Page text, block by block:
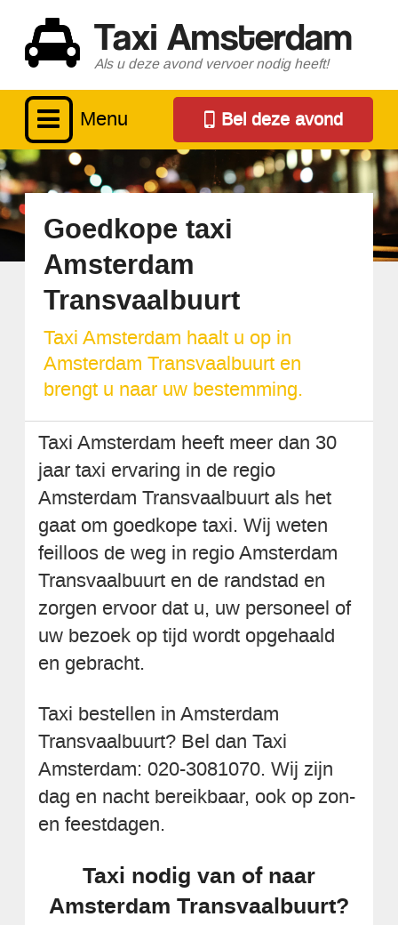
Taxi Amsterdam
Als u deze avond vervoer nodig heeft!
Menu Bel deze avond
Goedkope taxi
Amsterdam
Transvaalbuurt
Taxi Amsterdam haalt u op in
Amsterdam Transvaalbuurt en
brengt u naar uw bestemming.
Taxi Amsterdam heeft meer dan 30
jaar taxi ervaring in de regio
Amsterdam Transvaalbuurt als het
gaat om goedkope taxi. Wij weten
feilloos de weg in regio Amsterdam
Transvaalbuurt en de randstad en
zorgen ervoor dat u, uw personeel of
uw bezoek op tijd wordt opgehaald
en gebracht.
Taxi bestellen in Amsterdam
Transvaalbuurt? Bel dan Taxi
Amsterdam: 020-3081070. Wij zijn
dag en nacht bereikbaar, ook op zon-
en feestdagen.
Taxi nodig van of naar
Amsterdam Transvaalbuurt?